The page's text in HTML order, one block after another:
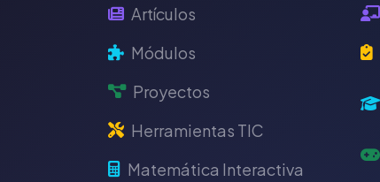
Artículos
Módulos
Proyectos
Herramientas TIC
Matemática Interactiva